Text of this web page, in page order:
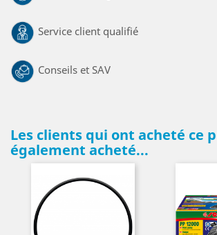
Service client qualifié
Conseils et SAV
Les clients qui ont acheté ce
également acheté...